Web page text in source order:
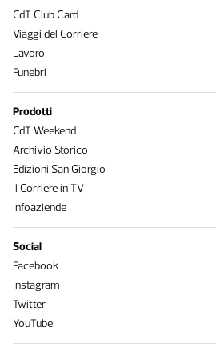
CdT Club Card
Viaggi del Corriere
Lavoro
Funebri
Prodotti
CdT Weekend
Archivio Storico
Edizioni San Giorgio
Il Corriere in TV
Infoaziende
Social
Facebook
Instagram
Twitter
YouTube